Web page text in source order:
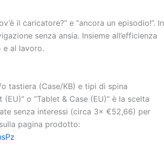
il caricatore?” e “ancora un episodio!”. In
senza ansia. Insieme all’efficienza
e al lavoro.
tastiera (Case/KB) e tipi di spina
o “Tablet & Case (EU)” è la scelta
senza interessi (circa 3× €52,66) per
pagina prodotto: